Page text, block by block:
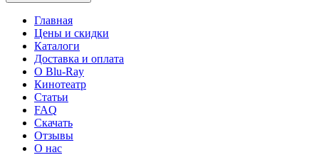
Главная
Цены и скидки
Каталоги
Доставка и оплата
О Blu-Ray
Кинотеатр
Статьи
FAQ
Скачать
Отзывы
О нас